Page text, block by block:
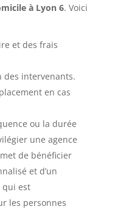
à Lyon 6. Voici
et des frais
des intervenants.
en cas
ou la durée
une agence
de bénéficier
et d’un
qui est
les personnes